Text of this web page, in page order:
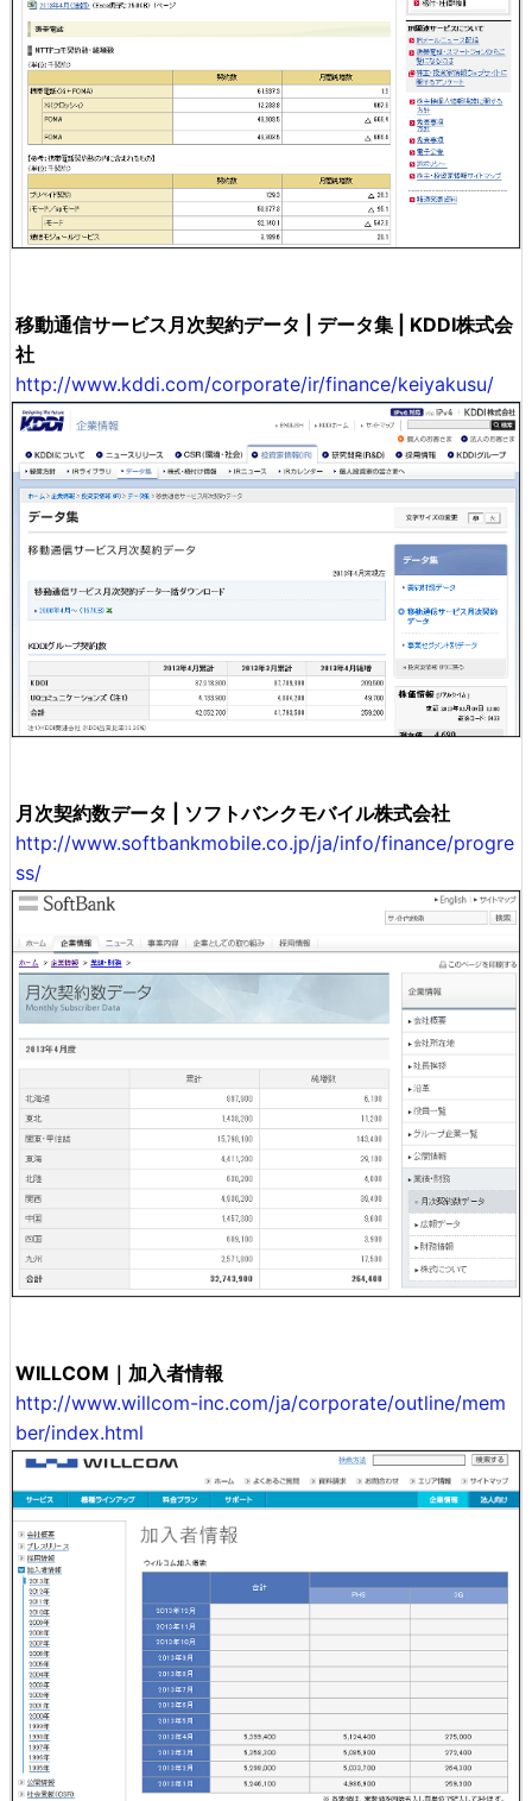
移動通信サービス月次契約データ | データ集 | KDDI株式会
社
http://www.kddi.com/corporate/ir/finance/keiyakusu/
月次契約数データ | ソフトバンクモバイル株式会社
http://www.softbankmobile.co.jp/ja/info/finance/progre
ss/
WILLCOM｜加入者情報
http://www.willcom-inc.com/ja/corporate/outline/mem
ber/index.html